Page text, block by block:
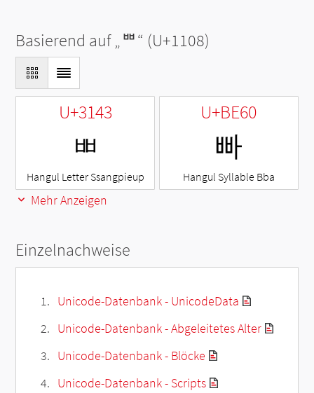
Basierend auf „ᄈ“ (U+1108)
U+3143
ㅃ
Hangul Letter Ssangpieup
U+BE60
빠
Hangul Syllable Bba
Mehr Anzeigen
Einzelnachweise
Unicode-Datenbank - UnicodeData
Unicode-Datenbank - Abgeleitetes Alter
Unicode-Datenbank - Blöcke
Unicode-Datenbank - Scripts